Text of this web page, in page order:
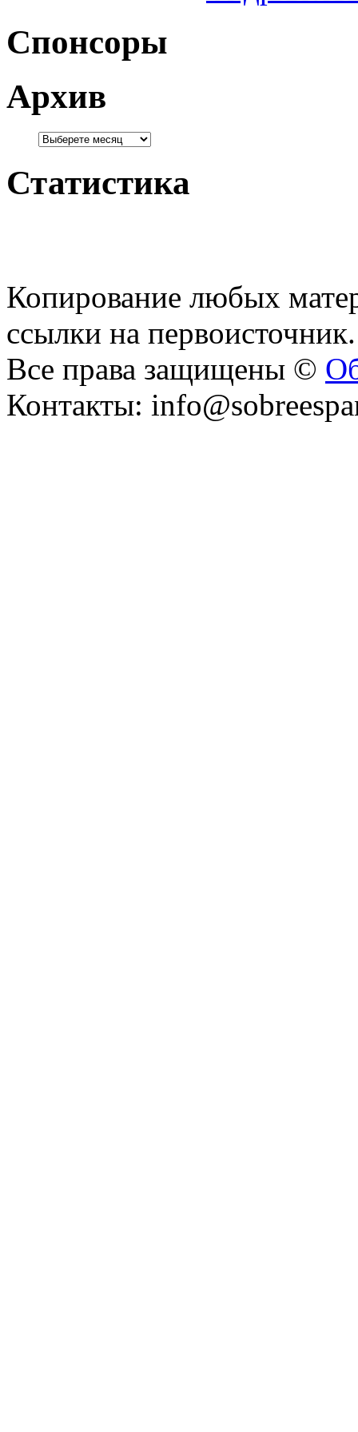
Спонсоры
Архив
Статистика
Копирование любых
ссылки на первоисточник.
Все права защищены ©
Контакты: